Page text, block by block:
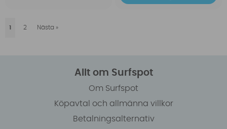
1 2 Nästa »
Allt om Surfspot
Om Surfspot
Köpavtal och allmänna villkor
Betalningsalternativ